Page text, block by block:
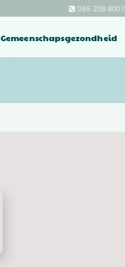
085 208 8007
Gemeenschapsgezondheid